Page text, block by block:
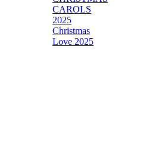
CAROLS
2025
Christmas
Love 2025